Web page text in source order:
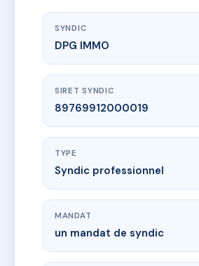
SYNDIC
DPG IMMO
SIRET SYNDIC
89769912000019
TYPE
Syndic professionnel
MANDAT
un mandat de syndic